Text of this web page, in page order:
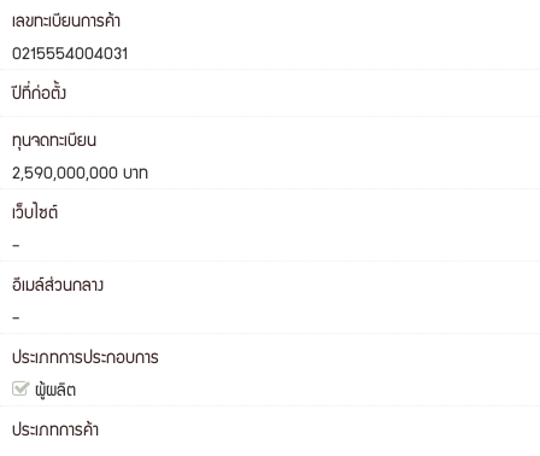
เลขทะเบียนการค้า
0215554004031
ปีที่ก่อตั้ง
ทุนจดทะเบียน
2,590,000,000 บาท
เว็บไซต์
-
อีเมล์ส่วนกลาง
-
ประเภทการประกอบการ
ผู้ผลิต
ประเภทการค้า